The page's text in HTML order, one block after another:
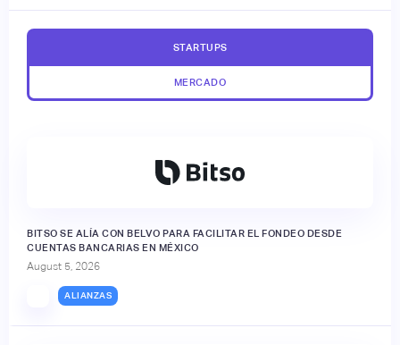
STARTUPS
MERCADO
BITSO SE ALÍA CON BELVO PARA FACILITAR EL FONDEO DESDE
CUENTAS BANCARIAS EN MÉXICO
August 5, 2026
ALIANZAS